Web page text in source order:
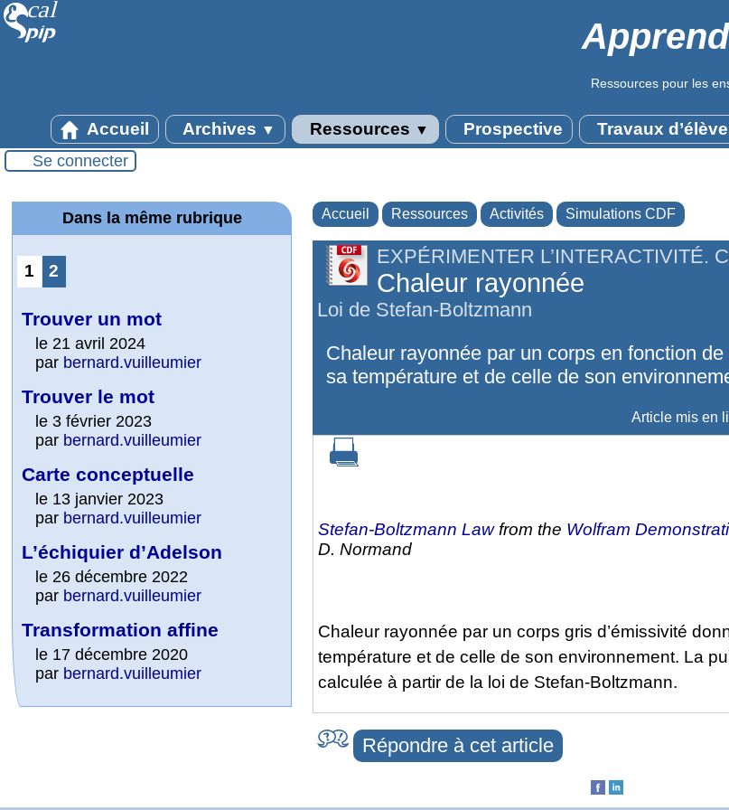
Ressources pour les
Accueil Archives ▼ Ressources ▼ Prospective Travaux
Se connecter
Accueil Ressources Activités Simulations CDF
EXPÉRIMENTER L’INTERACTIVITÉ.
Chaleur rayonnée
Loi de Stefan-Boltzmann
Chaleur rayonnée par un corps en fonction
sa température et de celle de son
Article mis en
Stefan-Boltzmann Lawfrom the Wolfram
D. Normand
Chaleur rayonnée par un corps gris d’émissivité
température et de celle de son environnement. La
calculée à partir de la loi de Stefan-Boltzmann.
Répondre à cet article
Dans la même rubrique
1 2
Trouver un mot
le 21 avril 2024
par bernard.vuilleumier
Trouver le mot
le 3 février 2023
par bernard.vuilleumier
Carte conceptuelle
le 13 janvier 2023
par bernard.vuilleumier
L’échiquier d’Adelson
le 26 décembre 2022
par bernard.vuilleumier
Transformation affine
le 17 décembre 2020
par bernard.vuilleumier